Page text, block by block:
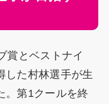
賞とベストナイ
した村林選手が生
。第1クールを終